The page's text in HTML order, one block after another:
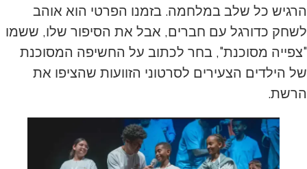
הרגיש כל שלב במלחמה. בזמנו הפרטי הוא אוהב
לשחק כדורגל עם חברים, אבל את הסיפור שלו, ששמו
"צפייה מסוכנת", בחר לכתוב על החשיפה המסוכנת
של הילדים הצעירים לסרטוני הזוועות שהציפו את
הרשת.